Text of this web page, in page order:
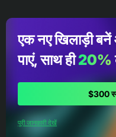
एक नए खिलाड़ी
पाएं, साथ ही20%
$300
पूरी जानकारी देखें